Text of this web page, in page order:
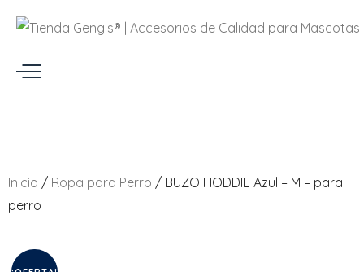
Inicio / Ropa para Perro / BUZO HODDIE Azul – M – para
perro